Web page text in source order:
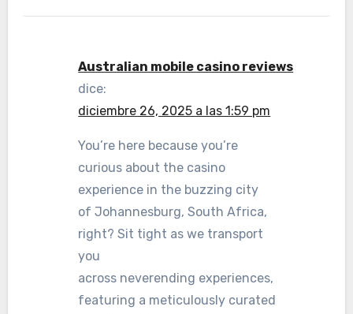
Australian mobile casino reviews
dice:
diciembre 26, 2025 a las 1:59 pm
You’re here because you’re
curious about the casino
experience in the buzzing city
of Johannesburg, South Africa,
right? Sit tight as we transport
you
across neverending experiences,
featuring a meticulously curated